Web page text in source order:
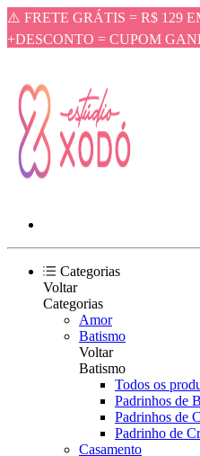
⚠️ FRETE GRÁTIS = R$ 129
+DESCONTO = CUPOM
Categorias
Voltar
Categorias
Amor
Batismo
Voltar
Batismo
Todos os
Padrinhos de
Padrinhos de
Padrinho de
Casamento